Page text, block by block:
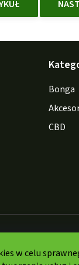
w celu
Bonga
CBD